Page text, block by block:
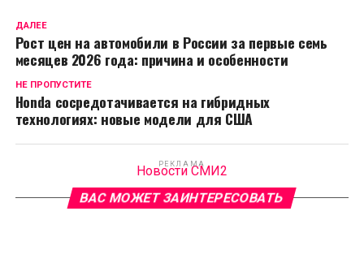
ДАЛЕЕ
Рост цен на автомобили в России за первые семь
месяцев 2026 года: причина и особенности
НЕ ПРОПУСТИТЕ
Honda сосредотачивается на гибридных
технологиях: новые модели для США
РЕКЛАМА
Новости СМИ2
ВАС МОЖЕТ ЗАИНТЕРЕСОВАТЬ